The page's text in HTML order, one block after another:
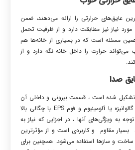
عایق‌های حرارتی را ارائه ‌می‌دهند، ضمن
نیاز نیز مطابقت دارد و از ظرفیت تحمل
مسئله است که در بسیاری از خانه‌ها هم
حرارت را داخل خانه نگه دارد و از
صدا
یونولیتی از 3 لایه تشکیل شده است ، قسمت بیرونی و داخلی آن
دو صفحه مجهز به پوشش گالوانیزه یا آلومینیوم و فوم EPS با چگالی بالا
به ویژگی‌های آنها ، در اجزایی که نیاز به
بسیار مقاوم و کاربردی است و از مؤثرترین
و سازها استفاده ‌می‌شود. همچنین برای